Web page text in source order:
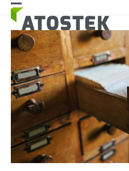
Skip
content
Open
mobile
menu
Close
mobile
menu